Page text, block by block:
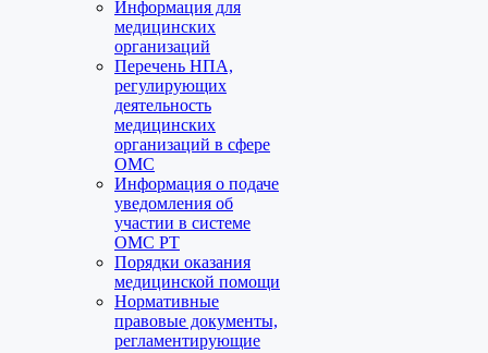
Информация для
медицинских
организаций
Перечень НПА,
регулирующих
деятельность
медицинских
организаций в сфере
ОМС
Информация о подаче
уведомления об
участии в системе
ОМС РТ
Порядки оказания
медицинской помощи
Нормативные
правовые документы,
регламентирующие